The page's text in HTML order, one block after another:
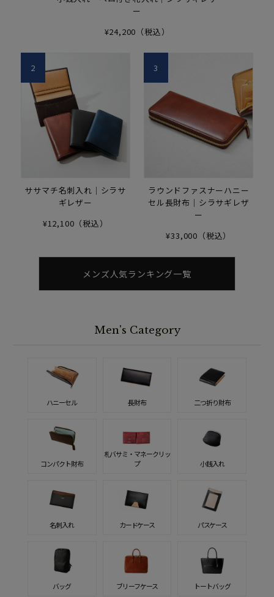
ー
¥24,200（税込）
ササマチ名刺入れ｜シラサ
ギレザー
¥12,100（税込）
2
ラウンドファスナーハニー
セル長財布｜シラサギレザ
ー
¥33,000（税込）
3
メンズ人気ランキング一覧
Men's Category
ハニーセル 長財布 二つ折り財布
コンパクト財布
札バサミ・マネークリッ
プ
小銭入れ
名刺入れ カードケース パスケース
バッグ ブリーフケース トートバッグ